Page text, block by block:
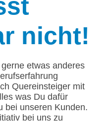
nicht!
etwas anderes
Quereinsteiger mit
was Du dafür
bei unseren Kunden.
bei uns zu